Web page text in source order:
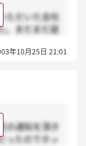
ただいた会社
。まだまだ就
年10月25日 21:01
の通知を頂き
ったのでホッ